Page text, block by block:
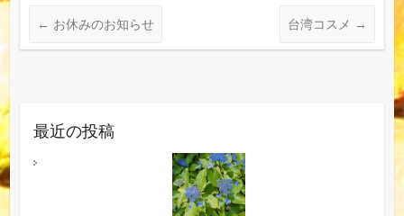
← お休みのお知らせ 台湾コスメ →
最近の投稿